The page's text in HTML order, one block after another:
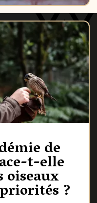
de
t-elle
oiseaux
?